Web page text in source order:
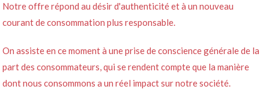
Notre offre répond au désir d'authenticité et à un nouveau
courant de consommation plus responsable.
On assiste en ce moment à une prise de conscience générale de la
part des consommateurs, qui se rendent compte que la manière
dont nous consommons a un réel impact sur notre société.